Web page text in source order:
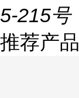
5-215号
推荐产品